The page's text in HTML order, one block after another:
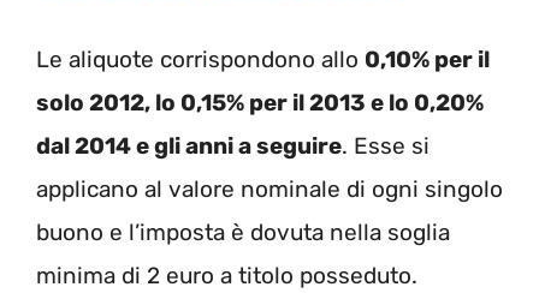
Le aliquote corrispondono allo 0,10% per il
solo 2012, lo 0,15% per il 2013 e lo 0,20%
dal 2014 e gli anni a seguire. Esse si
applicano al valore nominale di ogni singolo
buono e l’imposta è dovuta nella soglia
minima di 2 euro a titolo posseduto.